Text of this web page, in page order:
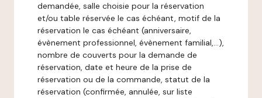
demandée, salle choisie pour la réservation
et/ou table réservée le cas échéant, motif de la
réservation le cas échéant (anniversaire,
évènement professionnel, évènement familial,…),
nombre de couverts pour la demande de
réservation, date et heure de la prise de
réservation ou de la commande, statut de la
réservation (confirmée, annulée, sur liste